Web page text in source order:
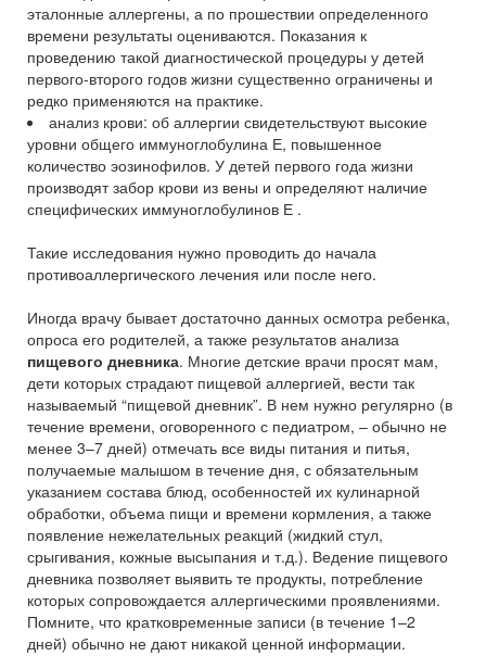
эталонные аллергены, а по прошествии определенного
времени результаты оцениваются. Показания к
проведению такой диагностической процедуры у детей
первого-второго годов жизни существенно ограничены и
редко применяются на практике.
анализ крови: об аллергии свидетельствуют высокие
уровни общего иммуноглобулина Е, повышенное
количество эозинофилов. У детей первого года жизни
производят забор крови из вены и определяют наличие
специфических иммуноглобулинов Е .
Такие исследования нужно проводить до начала
противоаллергического лечения или после него.
Иногда врачу бывает достаточно данных осмотра ребенка,
опроса его родителей, а также результатов анализа
пищевого дневника. Многие детские врачи просят мам,
дети которых страдают пищевой аллергией, вести так
называемый “пищевой дневник”. В нем нужно регулярно (в
течение времени, оговоренного с педиатром, – обычно не
менее 3–7 дней) отмечать все виды питания и питья,
получаемые малышом в течение дня, с обязательным
указанием состава блюд, особенностей их кулинарной
обработки, объема пищи и времени кормления, а также
появление нежелательных реакций (жидкий стул,
срыгивания, кожные высыпания и т.д.). Ведение пищевого
дневника позволяет выявить те продукты, потребление
которых сопровождается аллергическими проявлениями.
Помните, что кратковременные записи (в течение 1–2
дней) обычно не дают никакой ценной информации.